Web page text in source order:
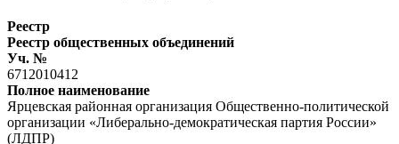
Реестр
Реестр общественных объединений
Уч. №
6712010412
Полное наименование
Ярцевская районная организация Общественно-политической
организации «Либерально-демократическая партия России»
(ЛДПР)